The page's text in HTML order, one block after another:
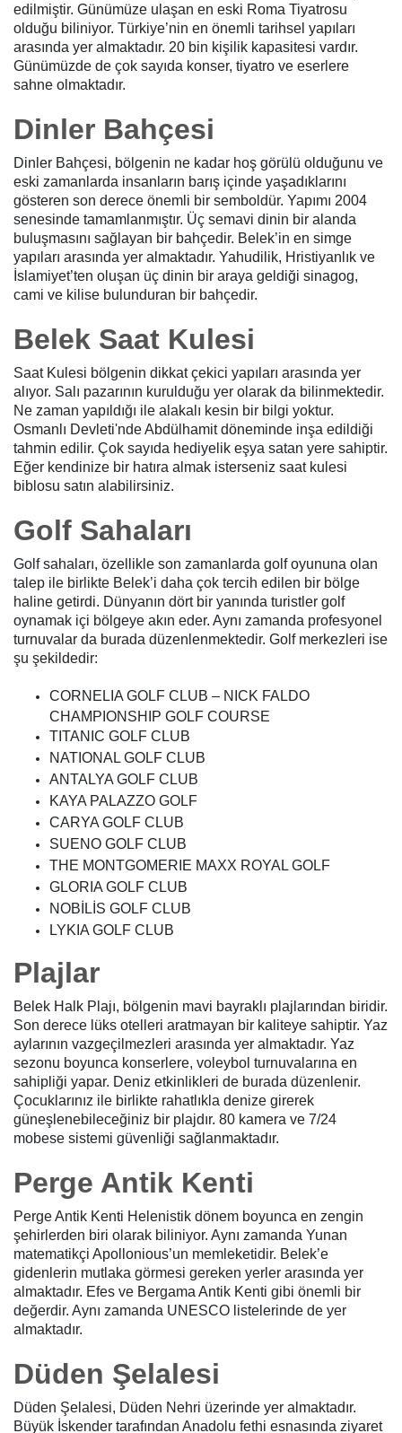
edilmiştir. Günümüze ulaşan en eski Roma Tiyatrosu
olduğu biliniyor. Türkiye’nin en önemli tarihsel yapıları
arasında yer almaktadır. 20 bin kişilik kapasitesi vardır.
Günümüzde de çok sayıda konser, tiyatro ve eserlere
sahne olmaktadır.
Dinler Bahçesi
Dinler Bahçesi, bölgenin ne kadar hoş görülü olduğunu ve
eski zamanlarda insanların barış içinde yaşadıklarını
gösteren son derece önemli bir semboldür. Yapımı 2004
senesinde tamamlanmıştır. Üç semavi dinin bir alanda
buluşmasını sağlayan bir bahçedir. Belek’in en simge
yapıları arasında yer almaktadır. Yahudilik, Hristiyanlık ve
İslamiyet’ten oluşan üç dinin bir araya geldiği sinagog,
cami ve kilise bulunduran bir bahçedir.
Belek Saat Kulesi
Saat Kulesi bölgenin dikkat çekici yapıları arasında yer
alıyor. Salı pazarının kurulduğu yer olarak da bilinmektedir.
Ne zaman yapıldığı ile alakalı kesin bir bilgi yoktur.
Osmanlı Devleti'nde Abdülhamit döneminde inşa edildiği
tahmin edilir. Çok sayıda hediyelik eşya satan yere sahiptir.
Eğer kendinize bir hatıra almak isterseniz saat kulesi
biblosu satın alabilirsiniz.
Golf Sahaları
Golf sahaları, özellikle son zamanlarda golf oyununa olan
talep ile birlikte Belek’i daha çok tercih edilen bir bölge
haline getirdi. Dünyanın dört bir yanında turistler golf
oynamak içi bölgeye akın eder. Aynı zamanda profesyonel
turnuvalar da burada düzenlenmektedir. Golf merkezleri ise
şu şekildedir:
CORNELIA GOLF CLUB – NICK FALDO
CHAMPIONSHIP GOLF COURSE
TITANIC GOLF CLUB
NATIONAL GOLF CLUB
ANTALYA GOLF CLUB
KAYA PALAZZO GOLF
CARYA GOLF CLUB
SUENO GOLF CLUB
THE MONTGOMERIE MAXX ROYAL GOLF
GLORIA GOLF CLUB
NOBİLİS GOLF CLUB
LYKIA GOLF CLUB
Plajlar
Belek Halk Plajı, bölgenin mavi bayraklı plajlarından biridir.
Son derece lüks otelleri aratmayan bir kaliteye sahiptir. Yaz
aylarının vazgeçilmezleri arasında yer almaktadır. Yaz
sezonu boyunca konserlere, voleybol turnuvalarına en
sahipliği yapar. Deniz etkinlikleri de burada düzenlenir.
Çocuklarınız ile birlikte rahatlıkla denize girerek
güneşlenebileceğiniz bir plajdır. 80 kamera ve 7/24
mobese sistemi güvenliği sağlanmaktadır.
Perge Antik Kenti
Perge Antik Kenti Helenistik dönem boyunca en zengin
şehirlerden biri olarak biliniyor. Aynı zamanda Yunan
matematikçi Apollonious’un memleketidir. Belek’e
gidenlerin mutlaka görmesi gereken yerler arasında yer
almaktadır. Efes ve Bergama Antik Kenti gibi önemli bir
değerdir. Aynı zamanda UNESCO listelerinde de yer
almaktadır.
Düden Şelalesi
Düden Şelalesi, Düden Nehri üzerinde yer almaktadır.
Büyük İskender tarafından Anadolu fethi esnasında ziyaret